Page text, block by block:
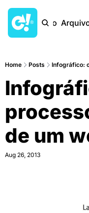
Início
Home Posts Infográfico:
de um
Aug 26, 2013